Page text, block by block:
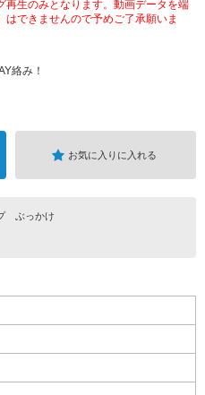
生のみとなります。動画データを端
できませんので予めご了承願いま
絡み！
お気に入りに入れる
ぶっかけ